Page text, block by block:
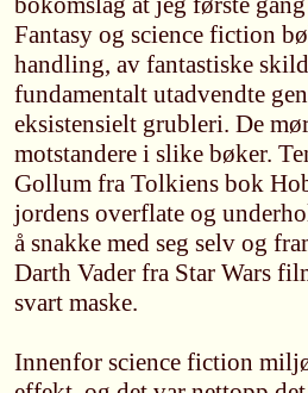
Fantasy og science fiction
handling, av fantastiske
fundamentalt utadvendte
eksistensielt grubleri. De
motstandere i slike bøker.
Gollum fra Tolkiens bok
jordens overflate og
å snakke med seg selv og
Darth Vader fra Star Wars
svart maske.
Innenfor science fiction